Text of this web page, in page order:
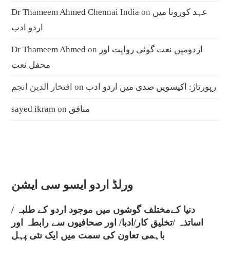
Dr Thameem Ahmed Chennai India on عہد کورونا میں
اردو ادب
Dr Thameem Ahmed on اردومیں نعت گوئی روایت اور
محفل نعت
افتخار الدین انجم on رپورتاژ: اکیسویں صدی میں اردو ادب
sayed ikram on منافق
ورلڈ اردو ایسو سی ایشن
دنیا کےمختلف گوشوں میں موجود اردو کے طلبہ /
اساتذہ /تخلیق کار/ادبا/ اور صحافیوں سے رابطہ اور
باہمی تعاون کی سمت میں ایک نئی پہل